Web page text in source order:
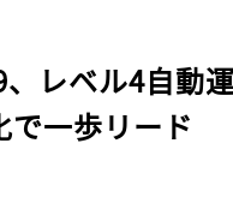
、レベル4自動
で一歩リード